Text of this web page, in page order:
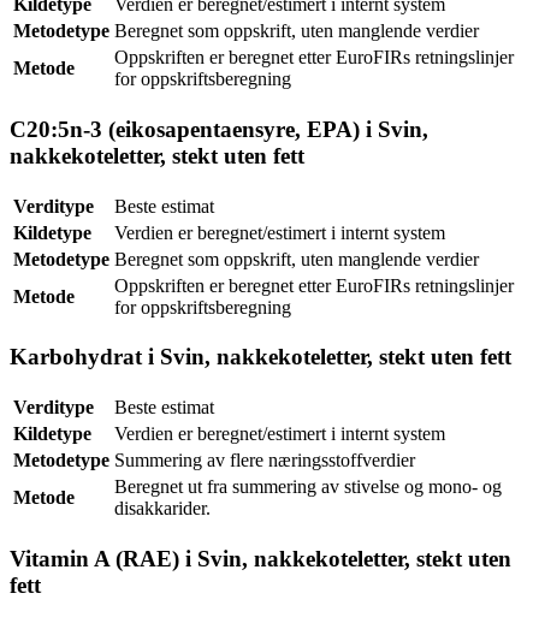
Kildetype
Verdien er beregnet/estimert i internt system
Metodetype Beregnet som oppskrift, uten manglende verdier
Metode
Oppskriften er beregnet etter EuroFIRs retningslinjer
for oppskriftsberegning
C20:5n-3 (eikosapentaensyre, EPA) i Svin,
nakkekoteletter, stekt uten fett
Verditype
Beste estimat
Kildetype
Verdien er beregnet/estimert i internt system
Metodetype Beregnet som oppskrift, uten manglende verdier
Metode
Oppskriften er beregnet etter EuroFIRs retningslinjer
for oppskriftsberegning
Karbohydrat i Svin, nakkekoteletter, stekt uten fett
Verditype
Beste estimat
Kildetype
Verdien er beregnet/estimert i internt system
Metodetype Summering av flere næringsstoffverdier
Metode
Beregnet ut fra summering av stivelse og mono- og
disakkarider.
Vitamin A (RAE) i Svin, nakkekoteletter, stekt uten
fett